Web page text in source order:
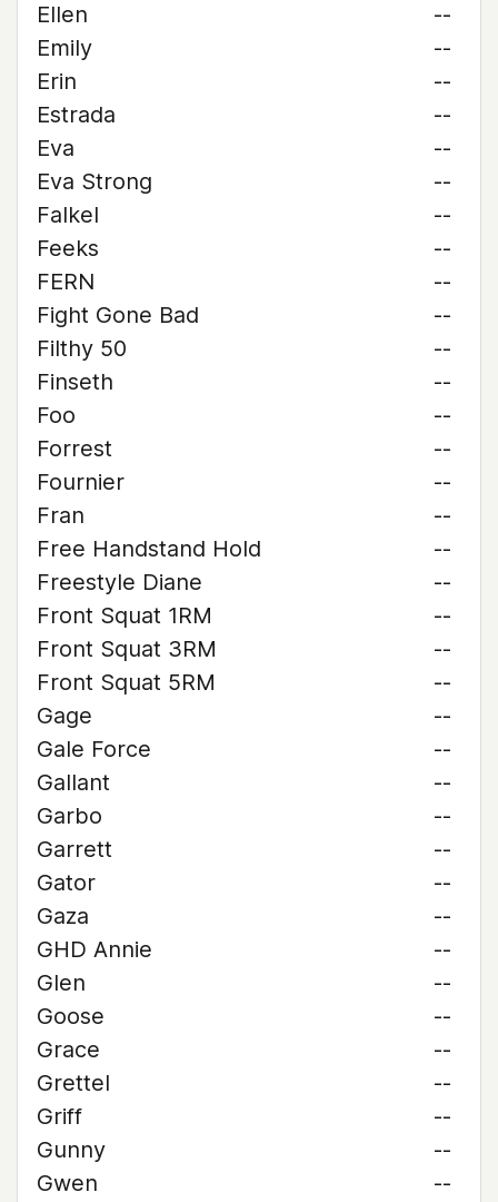
Ellen
--
Emily
--
Erin
--
Estrada
--
Eva
--
Eva Strong
--
Falkel
--
Feeks
--
FERN
--
Fight Gone Bad
--
Filthy 50
--
Finseth
--
Foo
--
Forrest
--
Fournier
--
Fran
--
Free Handstand Hold
--
Freestyle Diane
--
Front Squat 1RM
--
Front Squat 3RM
--
Front Squat 5RM
--
Gage
--
Gale Force
--
Gallant
--
Garbo
--
Garrett
--
Gator
--
Gaza
--
GHD Annie
--
Glen
--
Goose
--
Grace
--
Grettel
--
Griff
--
Gunny
--
Gwen
--